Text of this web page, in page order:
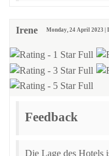
Irene Monday, 24 April 2023 |
Feedback
Die Lage des Hotels